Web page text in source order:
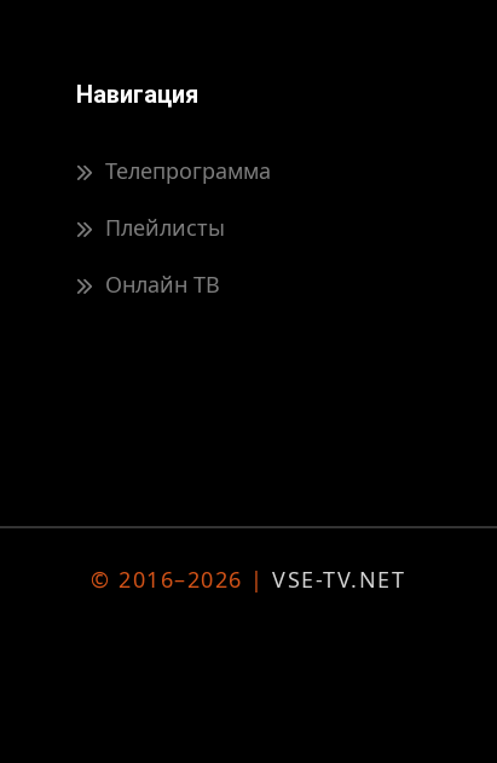
Навигация
Телепрограмма
Плейлисты
Онлайн ТВ
© 2016–2026 | VSE-TV.NET